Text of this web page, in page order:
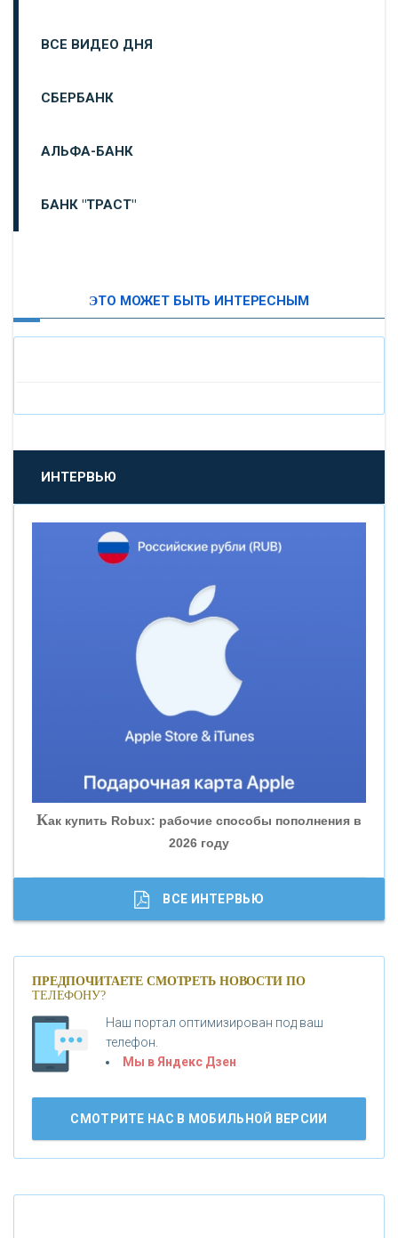
ВСЕ ВИДЕО ДНЯ
СБЕРБАНК
АЛЬФА-БАНК
БАНК "ТРАСТ"
«БАНК САНКТ-ПЕТЕРБУРГ»
«ПРОМСВЯЗЬБАНК»
«НОВИКОМБАНК»
«ВНЕШПРОМБАНК»
«БАНК ГЛОБЭКС»
«СОВКОМБАНК»
«ГАЗПРОМБАНК»
«МОСКОВСКИЙ КРЕДИТНЫЙ БАНК»
«БАНК ВОЗРОЖДЕНИЕ»
АО «КРЕДИТ ЕВРОПА БАНК»
ЭТО МОЖЕТ БЫТЬ ИНТЕРЕСНЫМ
ИНТЕРВЬЮ
Как купить Robux: рабочие способы пополнения в
2026 году
Банки.ру обновил логотип впервые за 19 лет -
ВСЕ ИНТЕРВЬЮ
ПРЕДПОЧИТАЕТЕ СМОТРЕТЬ НОВОСТИ ПО
ТЕЛЕФОНУ?
Наш портал оптимизирован под ваш
телефон.
Мы в Яндекс Дзен
СМОТРИТЕ НАС В МОБИЛЬНОЙ ВЕРСИИ